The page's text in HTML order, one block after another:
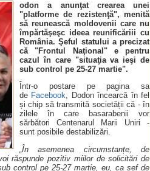
odon a anunţat crearea unei
"platforme de rezistenţă", menită
să reunească moldovenii care nu
împărtăşeşc ideea reunificăriii cu
România. Şeful statului a precizat
că "Frontul Naţional" e pentru
cazul în care "situaţia va ieşi de
sub control pe 25-27 martie".
Într-o postare pe pagina sa
de Facebook, Dodon încearcă în fel
și chip să transmită societății că - în
zilele în care basarabenii vor
sărbători Centenarul Marii Uniri -
sunt posibile destabilizări.
„În asemenea circumstanțe, de
răspunde pozitiv miilor de solicitări de
control pe 25-27 martie, eu, ca șef de